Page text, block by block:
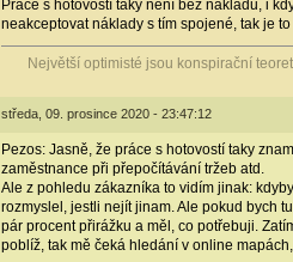
Práce s hotovostí taky není bez nákladů, i
neakceptovat náklady s tím spojené, tak je
Největší optimisté jsou konspirační
středa, 09. prosince 2020 - 23:47:12
Pezos: Jasně, že práce s hotovostí taky
zaměstnance při přepočítávání tržeb atd.
Ale z pohledu zákazníka to vidím jinak:
rozmyslel, jestli nejít jinam. Ale pokud bych
pár procent přirážku a měl, co potřebuji.
poblíž, tak mě čeká hledání v online